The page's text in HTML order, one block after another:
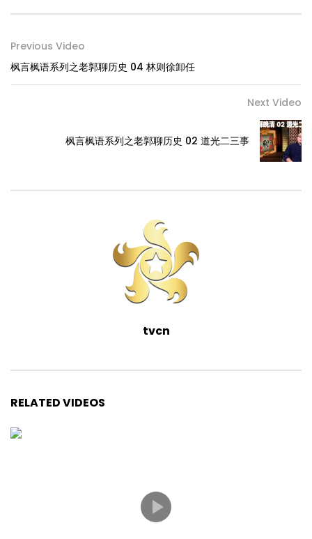
Previous Video
枫言枫语系列之老郭聊历史 04 林则徐卸任
Next Video
枫言枫语系列之老郭聊历史 02 道光二三事
tvcn
RELATED VIDEOS